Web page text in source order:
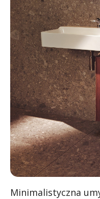
Minimalistyczna